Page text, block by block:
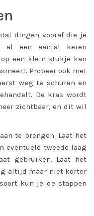
dingen vooraf die je
al een aantal keren
een klein stukje kan
Probeer ook met
weg te schuren en
De kras wordt
zichtbaar, en dit wil
te brengen. Laat het
eventuele tweede laag
gebruiken. Laat het
altijd maar niet korter
kun je de stappen